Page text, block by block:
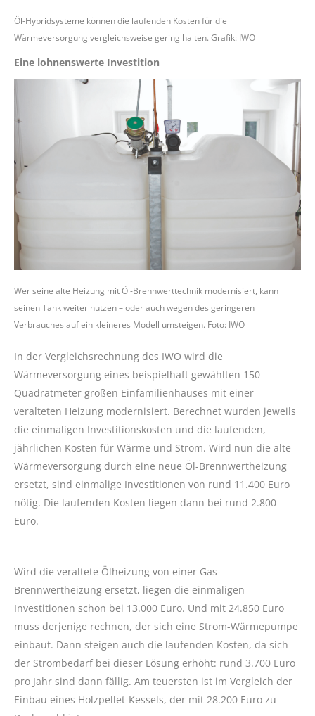
Öl-Hybridsysteme können die laufenden Kosten für die
Wärmeversorgung vergleichsweise gering halten. Grafik: IWO
Eine lohnenswerte Investition
Wer seine alte Heizung mit Öl-Brennwerttechnik modernisiert, kann
seinen Tank weiter nutzen – oder auch wegen des geringeren
Verbrauches auf ein kleineres Modell umsteigen. Foto: IWO
In der Vergleichsrechnung des IWO wird die
Wärmeversorgung eines beispielhaft gewählten 150
Quadratmeter großen Einfamilienhauses mit einer
veralteten Heizung modernisiert. Berechnet wurden jeweils
die einmaligen Investitionskosten und die laufenden,
jährlichen Kosten für Wärme und Strom. Wird nun die alte
Wärmeversorgung durch eine neue Öl-Brennwertheizung
ersetzt, sind einmalige Investitionen von rund 11.400 Euro
nötig. Die laufenden Kosten liegen dann bei rund 2.800
Euro.
Wird die veraltete Ölheizung von einer Gas-
Brennwertheizung ersetzt, liegen die einmaligen
Investitionen schon bei 13.000 Euro. Und mit 24.850 Euro
muss derjenige rechnen, der sich eine Strom-Wärmepumpe
einbaut. Dann steigen auch die laufenden Kosten, da sich
der Strombedarf bei dieser Lösung erhöht: rund 3.700 Euro
pro Jahr sind dann fällig. Am teuersten ist im Vergleich der
Einbau eines Holzpellet-Kessels, der mit 28.200 Euro zu